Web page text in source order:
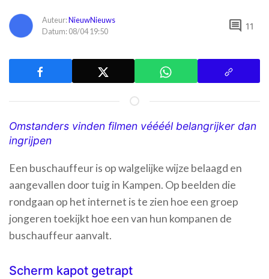
Auteur:NieuwNieuws
Datum: 08/04 19:50
comment 11
Omstanders vinden filmen véééél belangrijker dan
ingrijpen
Een buschauffeur is op walgelijke wijze belaagd en
aangevallen door tuig in Kampen. Op beelden die
rondgaan op het internet is te zien hoe een groep
jongeren toekijkt hoe een van hun kompanen de
buschauffeur aanvalt.
Scherm kapot getrapt